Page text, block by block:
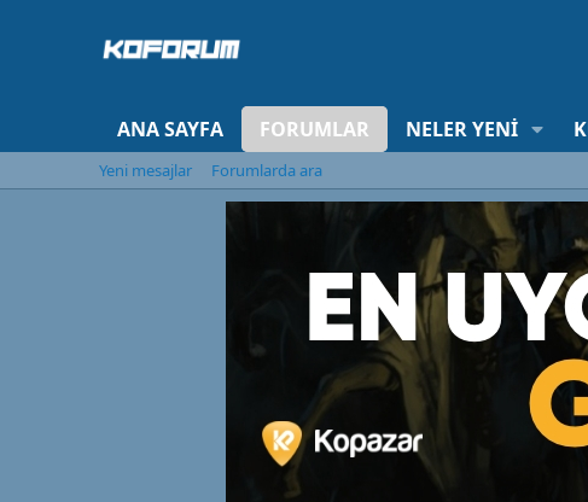
ANA SAYFA FORUMLAR NELER YENI
Yeni mesajlar Forumlarda ara